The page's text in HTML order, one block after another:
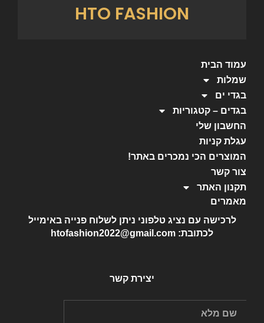
HTO FASHION
עמוד הבית
שמלות
בגדי ים
בגדים – קטגוריות
החשבון שלי
עגלת קניות
המוצרים הכי נמכרים באתר!
צור קשר
תקנון האתר
מאמרים
לרכישה עם נציג טלפוני ניתן לשלוח פנייה באימייל
לכתובת: htofashion2022@gmail.com
יצירת קשר